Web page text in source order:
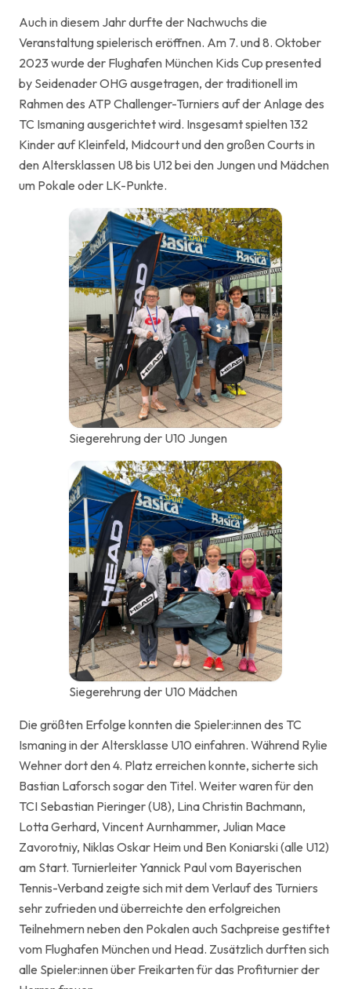
Auch in diesem Jahr durfte der Nachwuchs die
Veranstaltung spielerisch eröffnen. Am 7. und 8. Oktober
2023 wurde der Flughafen München Kids Cup presented
by Seidenader OHG ausgetragen, der traditionell im
Rahmen des ATP Challenger-Turniers auf der Anlage des
TC Ismaning ausgerichtet wird. Insgesamt spielten 132
Kinder auf Kleinfeld, Midcourt und den großen Courts in
den Altersklassen U8 bis U12 bei den Jungen und Mädchen
um Pokale oder LK-Punkte.
Siegerehrung der U10 Jungen
Siegerehrung der U10 Mädchen
Die größten Erfolge konnten die Spieler:innen des TC
Ismaning in der Altersklasse U10 einfahren. Während Rylie
Wehner dort den 4. Platz erreichen konnte, sicherte sich
Bastian Laforsch sogar den Titel. Weiter waren für den
TCI Sebastian Pieringer (U8), Lina Christin Bachmann,
Lotta Gerhard, Vincent Aurnhammer, Julian Mace
Zavorotniy, Niklas Oskar Heim und Ben Koniarski (alle U12)
am Start. Turnierleiter Yannick Paul vom Bayerischen
Tennis-Verband zeigte sich mit dem Verlauf des Turniers
sehr zufrieden und überreichte den erfolgreichen
Teilnehmern neben den Pokalen auch Sachpreise gestiftet
vom Flughafen München und Head. Zusätzlich durften sich
alle Spieler:innen über Freikarten für das Profiturnier der